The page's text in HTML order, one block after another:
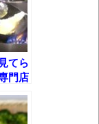
ージョンア
行事件！事
イクラ丼特
てら
門店